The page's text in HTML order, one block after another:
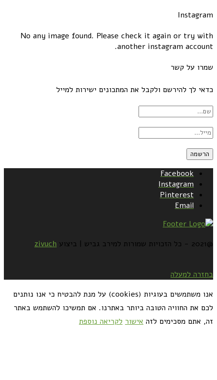
Instagram
No any image found. Please check it again or try with
another instagram account.
שמרו על קשר
כדאי לך להירשם ולקבל את המתכונים ישירות למייל
Facebook
Instagram
Pinterest
Email
@2021 - כל הזכויות שמורות למירב גביש | ביצוע zivuch
בחזרה למעלה
אנו משתמשים בעוגיות (cookies) על מנת להבטיח כי אנו נותנים
לכם את החוויה הטובה ביותר באתרנו. אם תמשיכו להשתמש באתר
זה, אתם מסכימים לזה אישור לקריאה נוספת